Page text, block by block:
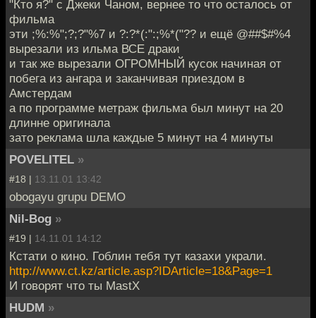
"Кто я?" с Джеки Чаном, вернее то что осталось от
фильма
эти ;%:%";?;?"%7 и ?:?*(:":;%*("?? и ещё @##$#%4
вырезали из ильма ВСЕ драки
и так же вырезали ОГРОМНЫЙ кусок начиная от
побега из ангара и заканчивая приездом в
Амстердам
а по программе метраж фильма был минут на 20
длинне оригинала
зато реклама шла каждые 5 минут на 4 минуты
POVELITEL »
#18 | 13.11.01 13:42
obogayu grupu DEMO
Nil-Bog »
#19 | 14.11.01 14:12
Кстати о кино. Гоблин тебя тут казахи украли.
http://www.ct.kz/article.asp?IDArticle=18&Page=1
И говорят что ты MastX
HUDM »